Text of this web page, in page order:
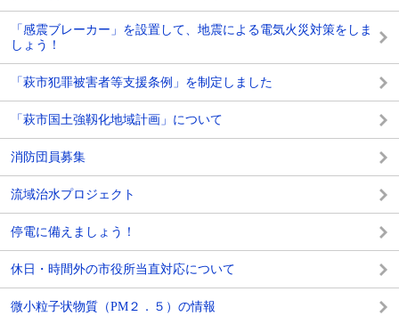
「感震ブレーカー」を設置して、地震による電気火災対策をしま
しょう！
「萩市犯罪被害者等支援条例」を制定しました
「萩市国土強靱化地域計画」について
消防団員募集
流域治水プロジェクト
停電に備えましょう！
休日・時間外の市役所当直対応について
微小粒子状物質（PM２．５）の情報